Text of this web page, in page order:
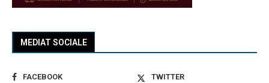
MEDIAT SOCIALE
FACEBOOK
TWITTER